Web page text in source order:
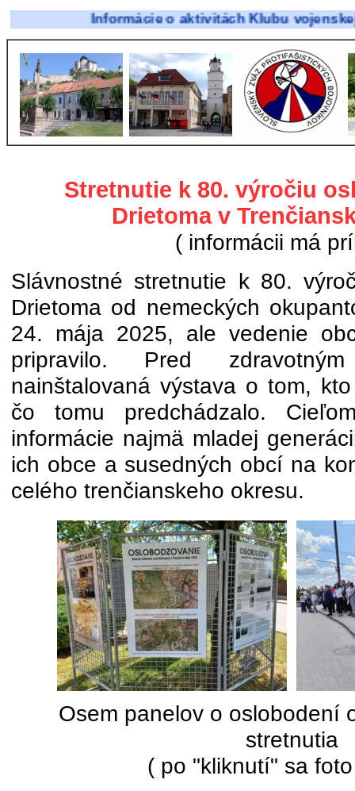
Informácie o aktivitách Klubu vojenskej
Stretnutie k 80. výročiu
Drietoma v
( informácii má
Slávnostné stretnutie k 80.
Drietoma od nemeckých
24. mája 2025, ale vedenie
pripravilo. Pred
nainštalovaná výstava o tom,
čo tomu predchádzalo.
informácie najmä mladej
ich obce a susedných obcí na
celého trenčianskeho okresu.
Osem panelov o oslobodení
stretnutia
( po "kliknutí" sa